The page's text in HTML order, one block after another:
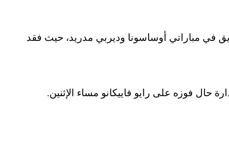
في مباراتي أوساسونا وديربي مدريد، حيث فقد
فوزه على رايو فاييكانو مساء الإثنين.